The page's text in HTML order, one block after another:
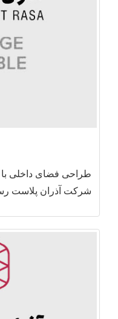
طراحی فضای داخلی
شرکت آذران پلاست